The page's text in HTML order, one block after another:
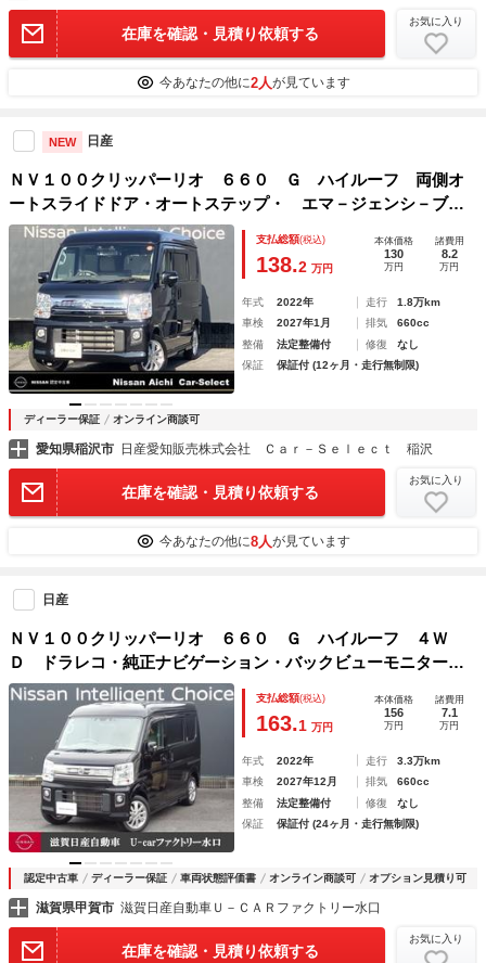
在庫を確認・見積り依頼する
お気に入り
今あなたの他に2人が見ています
NEW 日産
ＮＶ１００クリッパーリオ ６６０ Ｇ ハイルーフ 両側オ
ートスライドドア・オートステップ・ エマ－ジェンシ－ブレ
－キ ＬＤＷ ＬＥＤヘッドライト ＡＡＣ パワーステアリ
ング インテリジェントキー アルミ １オーナー ＥＴＣ
シートヒータ ＷＳＲＳ
支払総額(税込)
138.2 万円
本体価格
130
万円
諸費用
8.2
万円
年式 2022年 走行
1.8万km
車検
2027年1月 排気
660cc
整備
法定整備付 修復
なし
保証
保証付 (12ヶ月・走行無制限)
ディーラー保証 オンライン商談可
愛知県稲沢市 日産愛知販売株式会社 Ｃａｒ－Ｓｅｌｅｃｔ 稲沢
在庫を確認・見積り依頼する
お気に入り
今あなたの他に8人が見ています
日産
ＮＶ１００クリッパーリオ ６６０ Ｇ ハイルーフ ４Ｗ
Ｄ ドラレコ・純正ナビゲーション・バックビューモニター・
ディスチャージヘッドライト・ＥＴＣ・シートヒーター・両側
電動スライドドア・保証期間：１年（走行距離無制限）
支払総額(税込)
163.1 万円
本体価格
156
万円
諸費用
7.1
万円
年式 2022年 走行
3.3万km
車検
2027年12月 排気
660cc
整備
法定整備付 修復
なし
保証
保証付 (24ヶ月・走行無制限)
認定中古車 ディーラー保証 車両状態評価書 オンライン商談可 オプション見積り可
滋賀県甲賀市 滋賀日産自動車Ｕ－ＣＡＲファクトリー水口
在庫を確認・見積り依頼する
お気に入り